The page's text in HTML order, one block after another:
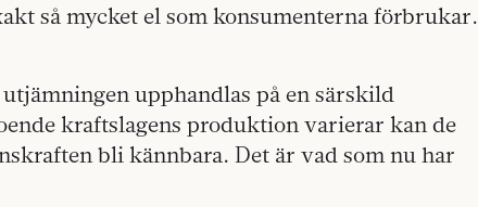
så mycket el som konsumenterna förbrukar.
upphandlas på en särskild
kraftslagens produktion varierar kan de
bli kännbara. Det är vad som nu har